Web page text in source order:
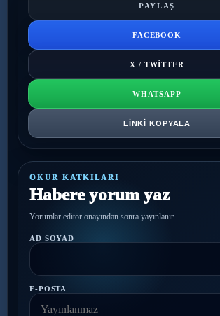
PAYLAŞ
FACEBOOK
X / TWITTER
WHATSAPP
LINKI KOPYALA
OKUR KATKILARI
Habere yorum yaz
Yorumlar editör onayından sonra yayınlanır.
AD SOYAD
E-POSTA